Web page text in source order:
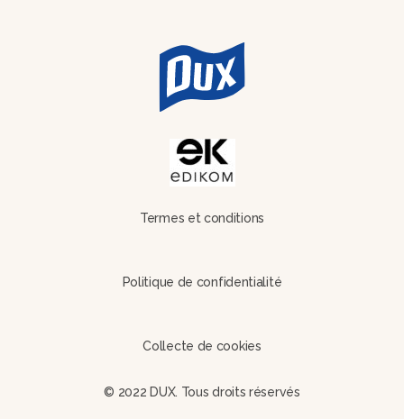
Termes et conditions
Politique de confidentialité
Collecte de cookies
© 2022 DUX. Tous droits réservés